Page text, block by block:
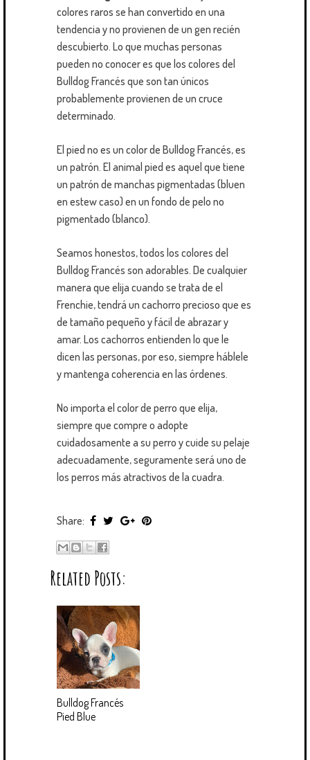
colores raros se han convertido en una
tendencia y no provienen de un gen recién
descubierto. Lo que muchas personas
pueden no conocer es que los colores del
Bulldog Francés que son tan únicos
probablemente provienen de un cruce
determinado.
El pied no es un color de Bulldog Francés, es
un patrón. El animal pied es aquel que tiene
un patrón de manchas pigmentadas (bluen
en estew caso) en un fondo de pelo no
pigmentado (blanco).
Seamos honestos, todos los colores del
Bulldog Francés son adorables. De cualquier
manera que elija cuando se trata de el
Frenchie, tendrá un cachorro precioso que es
de tamaño pequeño y fácil de abrazar y
amar. Los cachorros entienden lo que le
dicen las personas, por eso, siempre háblele
y mantenga coherencia en las órdenes.
No importa el color de perro que elija,
siempre que compre o adopte
cuidadosamente a su perro y cuide su pelaje
adecuadamente, seguramente será uno de
los perros más atractivos de la cuadra.
Share:
Related Posts:
Bulldog Francés
Pied Blue